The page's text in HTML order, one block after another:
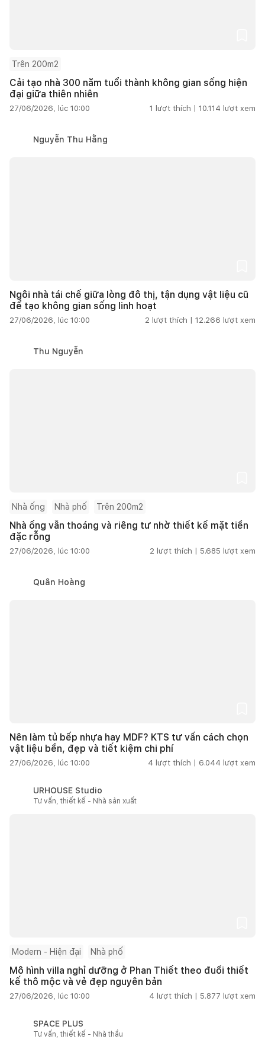
Trên 200m2
Cải tạo nhà 300 năm tuổi thành không gian sống hiện
đại giữa thiên nhiên
27/06/2026, lúc 10:00 1 lượt thích | 10.114 lượt xem
Nguyễn Thu Hằng
Ngôi nhà tái chế giữa lòng đô thị, tận dụng vật liệu cũ
để tạo không gian sống linh hoạt
27/06/2026, lúc 10:00 2 lượt thích | 12.266 lượt xem
Thu Nguyễn
Nhà ống Nhà phố Trên 200m2
Nhà ống vẫn thoáng và riêng tư nhờ thiết kế mặt tiền
đặc rỗng
27/06/2026, lúc 10:00 2 lượt thích | 5.685 lượt xem
Quân Hoàng
Nên làm tủ bếp nhựa hay MDF? KTS tư vấn cách chọn
vật liệu bền, đẹp và tiết kiệm chi phí
27/06/2026, lúc 10:00 4 lượt thích | 6.044 lượt xem
URHOUSE Studio
Tư vấn, thiết kế - Nhà sản xuất
Modern - Hiện đại Nhà phố
Mô hình villa nghỉ dưỡng ở Phan Thiết theo đuổi thiết
kế thô mộc và vẻ đẹp nguyên bản
27/06/2026, lúc 10:00 4 lượt thích | 5.877 lượt xem
SPACE PLUS
Tư vấn, thiết kế - Nhà thầu